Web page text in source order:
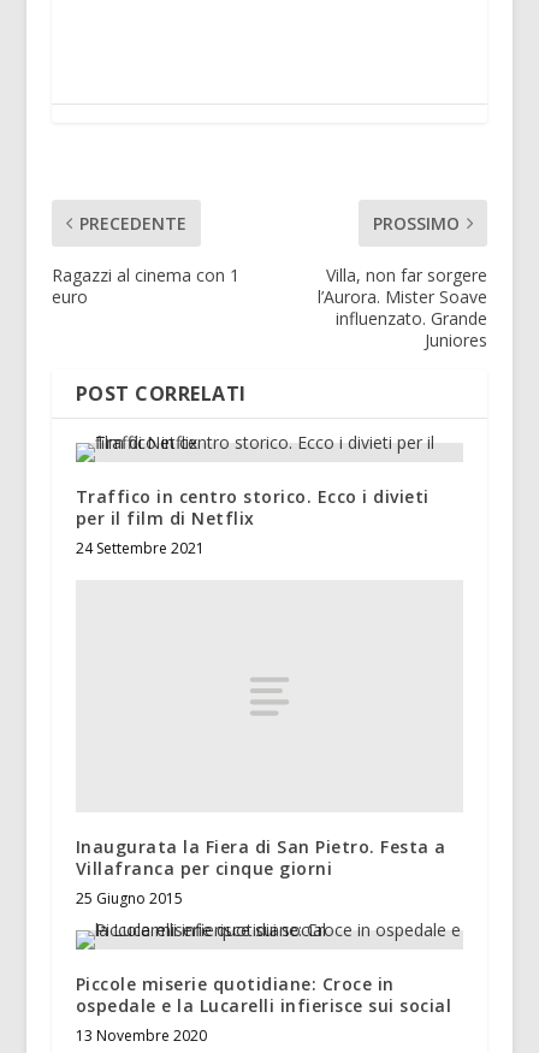
PRECEDENTE
Ragazzi al cinema con 1
euro
PROSSIMO
Villa, non far sorgere
l’Aurora. Mister Soave
influenzato. Grande
Juniores
POST CORRELATI
Traffico in centro storico. Ecco i divieti
per il film di Netflix
24 Settembre 2021
Inaugurata la Fiera di San Pietro. Festa a
Villafranca per cinque giorni
25 Giugno 2015
Piccole miserie quotidiane: Croce in
ospedale e la Lucarelli infierisce sui social
13 Novembre 2020